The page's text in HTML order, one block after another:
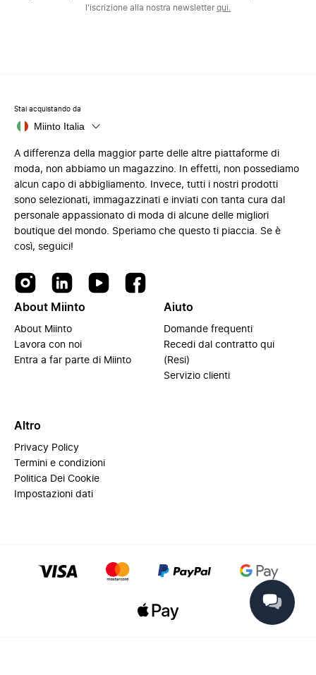
l'iscrizione alla nostra newsletterqui.
Stai acquistando da
Miinto Italia
A differenza della maggior parte delle altre piattaforme di
moda, non abbiamo un magazzino. In effetti, non possediamo
alcun capo di abbigliamento. Invece, tutti i nostri prodotti
sono selezionati, immagazzinati e inviati con tanta cura dal
personale appassionato di moda di alcune delle migliori
boutique del mondo. Speriamo che questo ti piaccia. Se è
così, seguici!
About Miinto
About Miinto
Lavora con noi
Entra a far parte di Miinto
Aiuto
Domande frequenti
Recedi dal contratto qui
(Resi)
Servizio clienti
Altro
Privacy Policy
Termini e condizioni
Politica Dei Cookie
Impostazioni dati